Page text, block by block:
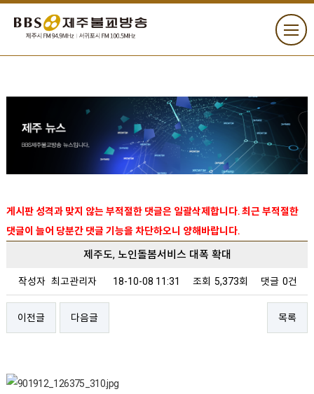
게시판 성격과 맞지 않는 부적절한 댓글은 일괄삭제합니다. 최근 부적절한
댓글이 늘어 당분간 댓글 기능을 차단하오니 양해바랍니다.
제주도, 노인돌봄서비스 대폭 확대
작성자 최고관리자 18-10-08 11:31 조회 5,373회 댓글 0건
이전글 다음글 목록